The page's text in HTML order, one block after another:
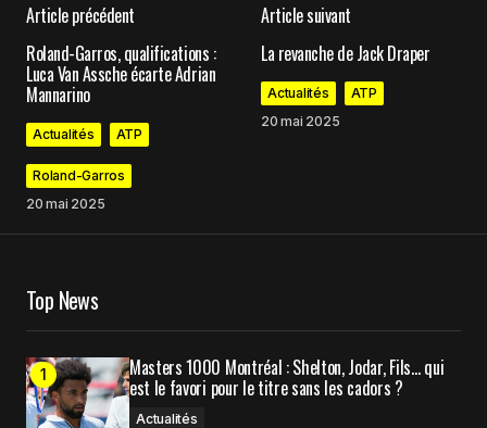
champs obligatoires sont indiqués avec*
Enregistrer mon nom, mon e-mail et mon site
dans le navigateur pour mon prochain
commentaire.
Article précédent
Roland-Garros, qualifications :
Luca Van Assche écarte Adrian
Mannarino
Actualités ATP
Roland-Garros
20 mai 2025
Article suivant
La revanche de Jack Draper
Actualités
ATP
20 mai 2025
Top News
Masters 1000 Montréal : Shelton, Jodar, Fils… qui
est le favori pour le titre sans les cadors ?
Actualités